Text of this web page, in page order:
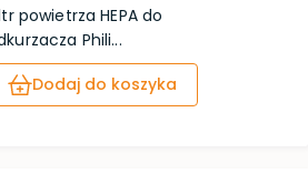
powietrza HEPA do
Phili...
Dodaj do koszyka